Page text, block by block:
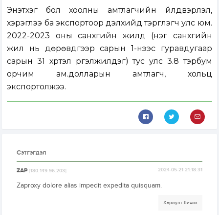
Энэтхэг бол хоолны амтлагчийн үйлдвэрлэл,
хэрэглээ ба экспортоор дэлхийд тэргүүлэгч улс юм.
2022-2023 оны санхүүгийн жилд (нэг санхүүгийн
жил нь дөрөвдүгээр сарын 1-нээс гуравдугаар
сарын 31 хүртэл үргэлжилдэг) тус улс 3.8 тэрбум
орчим ам.долларын амтлагч, хольц
экспортолжээ.
Сэтгэгдэл
ZAP[180.149.96.203] 2024-05-21 21:18:31
Zaproxy dolore alias impedit expedita quisquam.
Хариулт бичих